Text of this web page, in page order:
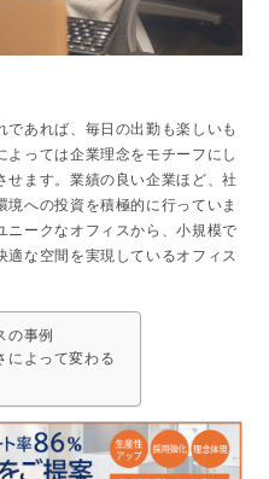
あれば、毎日の出勤も楽しいも
っては企業理念をモチーフにし
せます。業績の良い企業ほど、社
への投資を積極的に行っていま
ニークなオフィスから、小規模で
適な空間を実現しているオフィス
の事例
によって変わる